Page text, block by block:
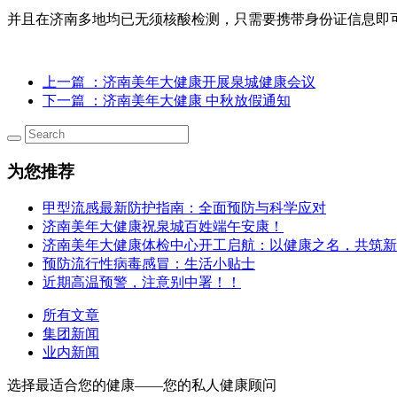
并且在济南多地均已无须核酸检测，只需要携带身份证信息即
上一篇
：济南美年大健康开展泉城健康会议
下一篇
：济南美年大健康 中秋放假通知
为您推荐
甲型流感最新防护指南：全面预防与科学应对
济南美年大健康祝泉城百姓端午安康！
济南美年大健康体检中心开工启航：以健康之名，共筑
预防流行性病毒感冒：生活小贴士
近期高温预警，注意别中署！！
所有文章
集团新闻
业内新闻
选择最适合您的健康——您的私人健康顾问